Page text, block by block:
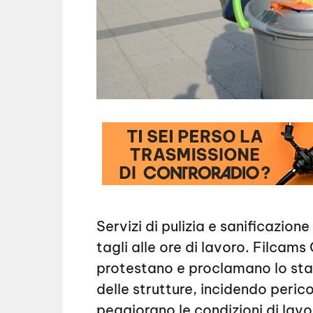
Servizi di pulizia e
tagli alle ore di lavoro. Filcams
protestano e proclamano lo
delle strutture, incidendo